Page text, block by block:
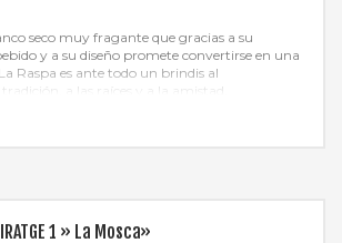
seco muy fragante que gracias a su
y a su diseño promete convertirse en una
Raspa es ante todo un brindis al
a las raíces y a la amistad.
1 » La Mosca»